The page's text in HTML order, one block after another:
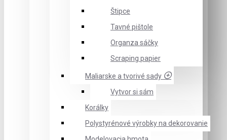
Štipce
Tavné pištole
Organza sáčky
Scraping papier
Maliarske a tvorivé sady
Vytvor si sám
Korálky
Polystyrénové výrobky na dekorovanie